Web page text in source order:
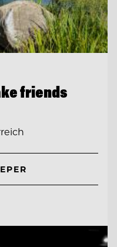
friends